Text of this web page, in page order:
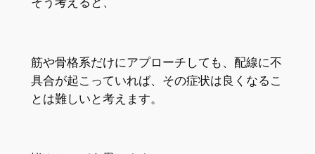
筋や骨格系だけにアプローチしても、配線に不
具合が起こっていれば、その症状は良くなるこ
とは難しいと考えます。